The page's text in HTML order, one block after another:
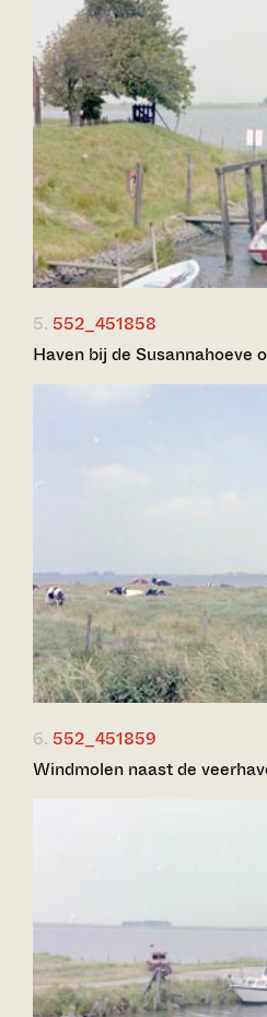
5. 552_451858
Haven bij de Susannahoeve
6. 552_451859
Windmolen naast de